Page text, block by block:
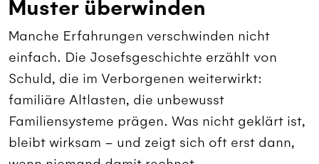
Muster überwinden
Manche Erfahrungen verschwinden nicht
einfach. Die Josefsgeschichte erzählt von
Schuld, die im Verborgenen weiterwirkt:
familiäre Altlasten, die unbewusst
Familiensysteme prägen. Was nicht geklärt ist,
bleibt wirksam – und zeigt sich oft erst dann,